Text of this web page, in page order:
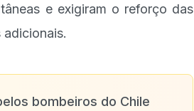
e exigiram o reforço das
bombeiros do Chile